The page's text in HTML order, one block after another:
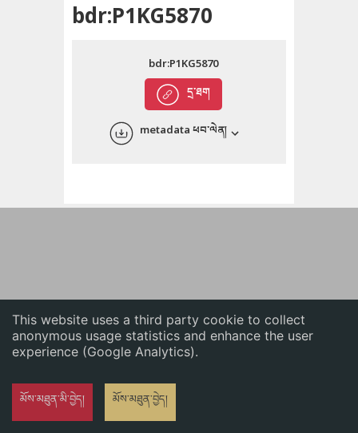
This website uses a third party cookie to collect
anonymous usage statistics and enhance the user
experience (Google Analytics).
མོས་མཐུན་མི་བྱེད། མོས་མཐུན་བྱེད།
English
bdr:P1KG5870
དྲ་ཐག
bdr:P1KG5870
metadata ཕབ་ལེན།